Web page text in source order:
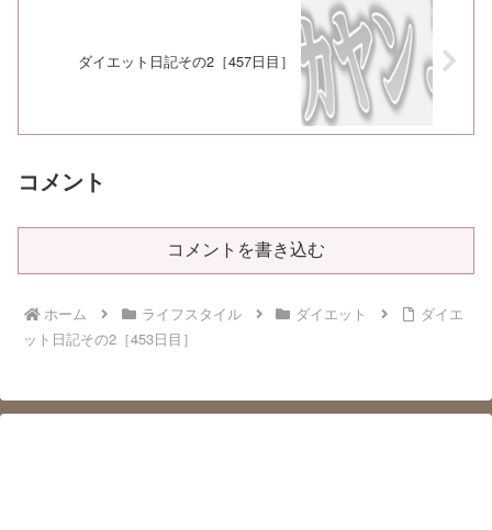
ダイエット日記その2［457日目］
コメント
コメントを書き込む
ホーム ライフスタイル ダイエット
ダイエ
ット日記その2［453日目］